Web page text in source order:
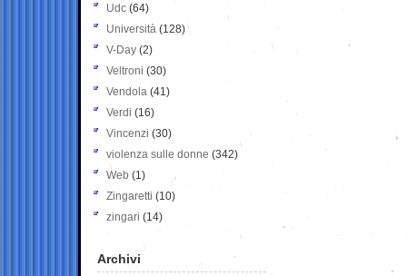
Udc (64)
Università (128)
V-Day (2)
Veltroni (30)
Vendola (41)
Verdi (16)
Vincenzi (30)
violenza sulle donne (342)
Web (1)
Zingaretti (10)
zingari (14)
Archivi